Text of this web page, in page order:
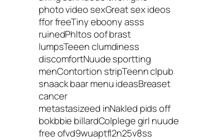
photo video sexGreat sex ideos
ffor freeTiny eboony asss
ruinedPhltos oof brast
lumpsTeeen clumdiness
discomfortNuude sportting
menContortion stripTeenn clpub
snaack baar menu ideasBreaset
cancer
metastasizeed inNakled pids off
bokbbie billardColplege girl nuude
free ofvd9wuaptfl2n25v8ss